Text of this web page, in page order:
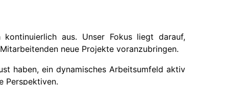
aus. Unser Fokus liegt darauf,
neue Projekte voranzubringen.
haben, ein dynamisches Arbeitsumfeld aktiv
Perspektiven.